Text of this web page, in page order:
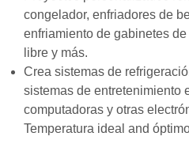
congelador, enfriadores de
enfriamiento de gabinetes
libre y más.
Crea sistemas de
sistemas de entretenimiento
computadoras y otras
Temperatura ideal and